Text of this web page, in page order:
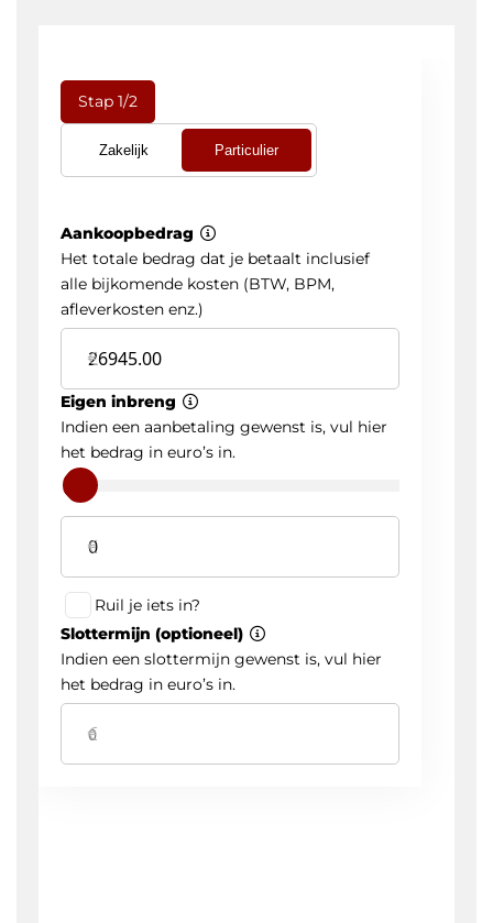
Lichtmetalen Velgen
Lichtmetalen Velgen Multi-spaaks 18"
Navigatiesysteem Full Map + Hard Disk
Parkeersensor Achter
Passagiersairbag
Regensensor
Sport-chassis (M-technic)
Sportpakket M / M-technic
Sportstoelen
Sportstoelen Voor
Sportstuur
Stuur Leder
Voorstoelen Verwarmd
Zij Airbag(s) Voor